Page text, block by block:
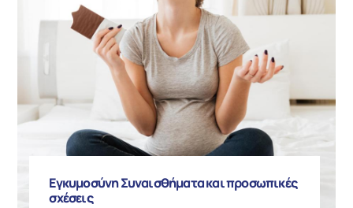
Εγκυμοσύνη Συναισθήματα και προσωπικές
σχέσεις